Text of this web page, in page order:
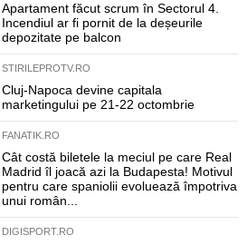
Apartament făcut scrum în Sectorul 4.
Incendiul ar fi pornit de la deșeurile
depozitate pe balcon
STIRILEPROTV.RO
Cluj-Napoca devine capitala
marketingului pe 21-22 octombrie
FANATIK.RO
Cât costă biletele la meciul pe care Real
Madrid îl joacă azi la Budapesta! Motivul
pentru care spaniolii evoluează împotriva
unui român...
DIGISPORT.RO